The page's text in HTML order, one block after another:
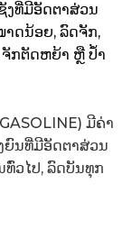
ງທີ່ມີອັດຕາສ່ວນ
າດນ້ອຍ, ລົດຈັກ,
ຈັກຕັດຫຍ້າ ຫຼື ປໍ້າ
ມີຄ່າ
ຍົນທີ່ມີອັດຕາສ່ວນ
ທົ່ວໄປ, ລົດບັນທຸກ